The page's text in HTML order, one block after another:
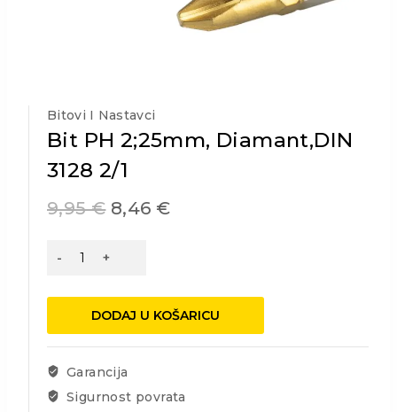
Bitovi I Nastavci
Bit PH 2;25mm, Diamant,DIN
3128 2/1
9,95€ 8,46 €
Bit
Diamant,DIN
2/1
količina
DODAJ U KOŠARICU
Garancija
Sigurnost povrata